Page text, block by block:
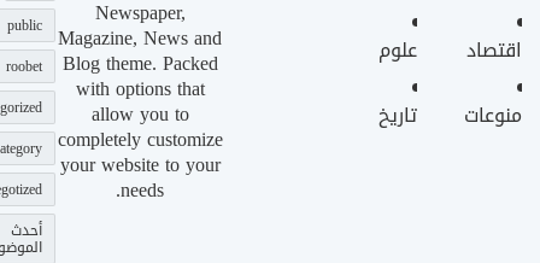
اقتصاد
منوعات
علوم
تاريخ
Newspaper,
Magazine, News and
Blog theme. Packed
with options that
allow you to
completely customize
your website to your
needs.
public
roobet
أحدث